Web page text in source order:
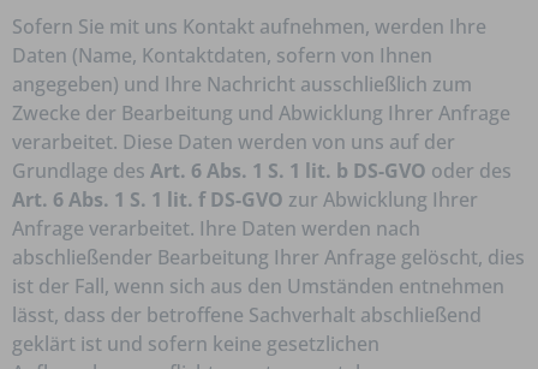
Sofern Sie mit uns Kontakt aufnehmen, werden Ihre
Daten (Name, Kontaktdaten, sofern von Ihnen
angegeben) und Ihre Nachricht ausschließlich zum
Zwecke der Bearbeitung und Abwicklung Ihrer Anfrage
verarbeitet. Diese Daten werden von uns auf der
Grundlage des Art. 6 Abs. 1 S. 1 lit. b DS-GVO oder des
Art. 6 Abs. 1 S. 1 lit. f DS-GVO zur Abwicklung Ihrer
Anfrage verarbeitet. Ihre Daten werden nach
abschließender Bearbeitung Ihrer Anfrage gelöscht, dies
ist der Fall, wenn sich aus den Umständen entnehmen
lässt, dass der betroffene Sachverhalt abschließend
geklärt ist und sofern keine gesetzlichen